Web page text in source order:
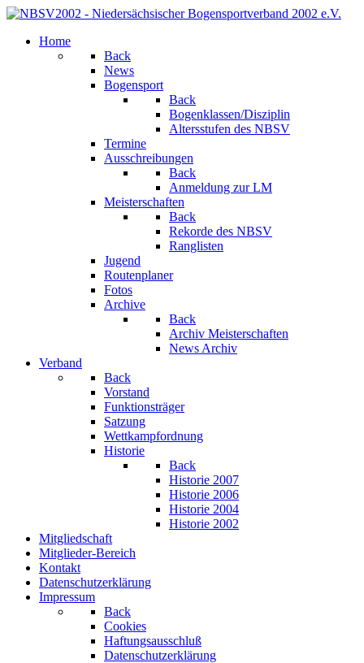
Home
Back
News
Bogensport
Back
Bogenklassen/Disziplin
Altersstufen des NBSV
Termine
Ausschreibungen
Back
Anmeldung zur LM
Meisterschaften
Back
Rekorde des NBSV
Ranglisten
Jugend
Routenplaner
Fotos
Archive
Back
Archiv Meisterschaften
News Archiv
Verband
Back
Vorstand
Funktionsträger
Satzung
Wettkampfordnung
Historie
Back
Historie 2007
Historie 2006
Historie 2004
Historie 2002
Mitgliedschaft
Mitglieder-Bereich
Kontakt
Datenschutzerklärung
Impressum
Back
Cookies
Haftungsausschluß
Datenschutzerklärung